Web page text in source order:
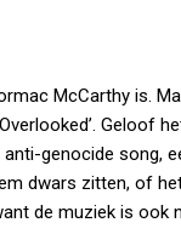
McCarthy is.
Geloof
genocide song,
dwars zitten, of
de muziek is ook